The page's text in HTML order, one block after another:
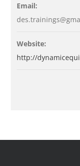
Email:
Website:
http://